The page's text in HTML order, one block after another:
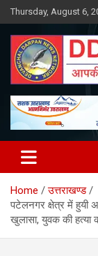
Skip
to
content
Thursday, August 6,
DDNN
Home
उत्तराखण्ड
पटेलनगर क्षेत्र में हुयी
खुलासा, युवक की हत्या